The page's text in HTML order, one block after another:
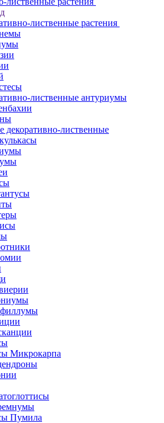
лиственные растения
лиственные антуриумы
декоративно-лиственные
Микрокарпа
Пумила